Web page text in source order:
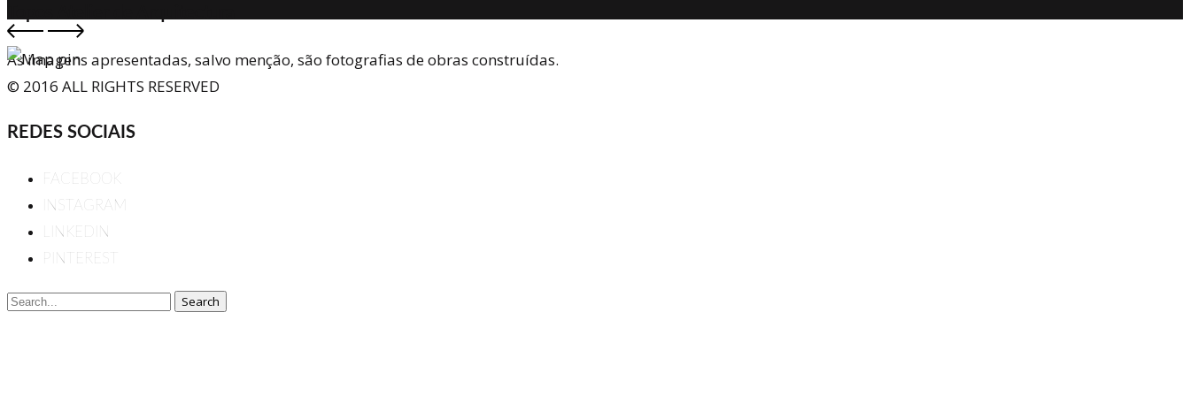
As imagens apresentadas, salvo menção, são fotografias de obras construídas.
© 2016 ALL RIGHTS RESERVED
REDES SOCIAIS
FACEBOOK
INSTAGRAM
LINKEDIN
PINTEREST
Search